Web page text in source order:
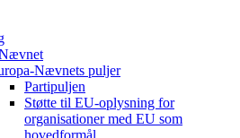
Nævnets puljer
Partipuljen
Støtte til EU-oplysning for
organisationer med EU som
hovedformål